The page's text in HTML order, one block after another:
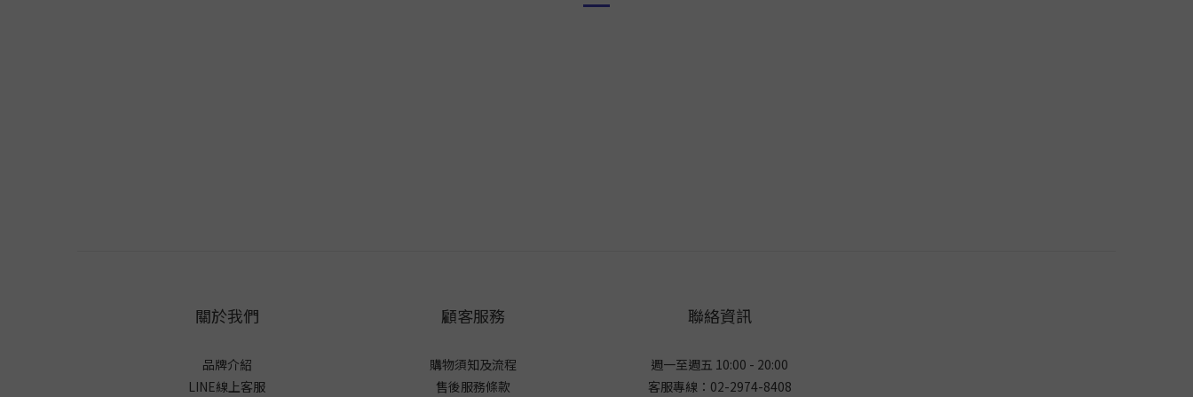
關於我們
品牌介紹
LINE線上客服
顧客服務
購物須知及流程
售後服務條款
聯絡資訊
週一至週五 10:00 - 20:00
客服專線：02-2974-8408